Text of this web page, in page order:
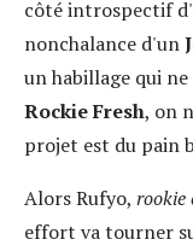
côté introspectif
nonchalance d'un
un habillage qui
Rockie Fresh, on
projet est du pain
Alors Rufyo, rookie
effort va tourner